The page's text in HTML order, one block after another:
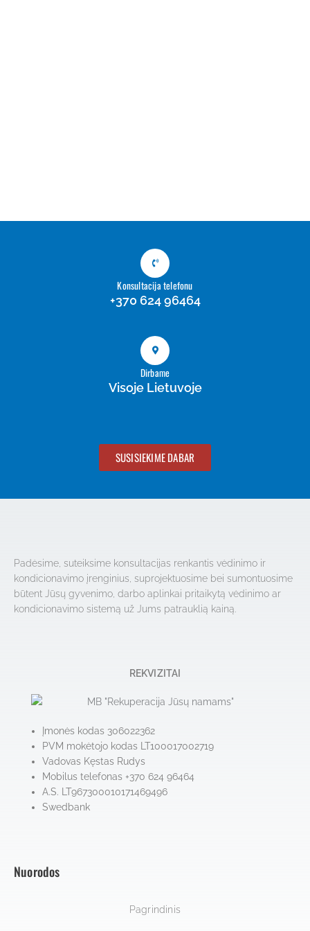
Konsultacija telefonu
+370 624 96464
Dirbame
Visoje Lietuvoje
SUSISIEKIME DABAR
Padėsime, suteiksime konsultacijas renkantis vėdinimo ir
kondicionavimo įrenginius, suprojektuosime bei sumontuosime
būtent Jūsų gyvenimo, darbo aplinkai pritaikytą vėdinimo ar
kondicionavimo sistemą už Jums patrauklią kainą.
REKVIZITAI
Įmonės kodas 306022362
PVM mokėtojo kodas LT100017002719
Vadovas Kęstas Rudys
Mobilus telefonas +370 624 96464
A.S. LT967300010171469496
Swedbank
Nuorodos
Pagrindinis